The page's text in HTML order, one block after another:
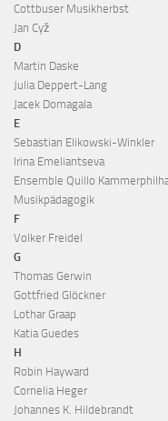
Cottbuser Musikherbst
Jan Cyž
D
Martin Daske
Julia Deppert-Lang
Jacek Domagala
E
Sebastian Elikowski-Winkler
Irina Emeliantseva
Ensemble Quillo
Musikpädagogik
F
Volker Freidel
G
Thomas Gerwin
Gottfried Glöckner
Lothar Graap
Katia Guedes
H
Robin Hayward
Cornelia Heger
Johannes K. Hildebrandt